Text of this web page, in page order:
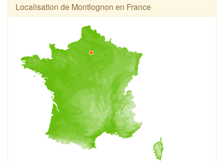
Localisation de Montlognon en France